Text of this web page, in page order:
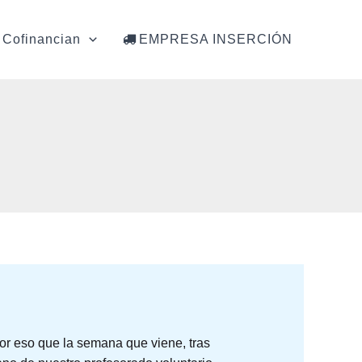
Cofinancian EMPRESA INSERCIÓN
eso que la semana que viene, tras